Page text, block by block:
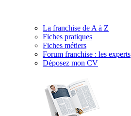
La franchise de A à Z
Fiches pratiques
Fiches métiers
Forum franchise : les experts
Déposez mon CV